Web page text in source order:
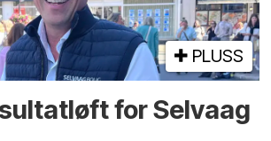
PLUSS
for Selvaag